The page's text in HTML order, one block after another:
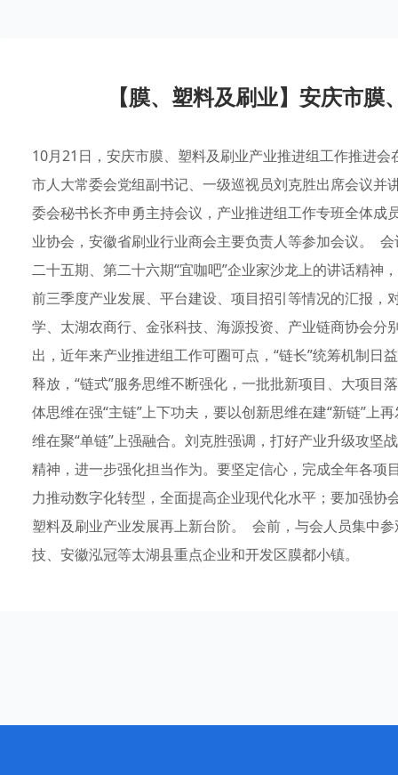
【膜、塑料及刷业】安庆市
10月21日，安庆市膜、塑料及刷业产业推进组工作推进
市人大常委会党组副书记、一级巡视员刘克胜出席会议
委会秘书长齐申勇主持会议，产业推进组工作专班全体
业协会，安徽省刷业行业商会主要负责人等参加会议。
二十五期、第二十六期“宜咖吧”企业家沙龙上的讲话精神
前三季度产业发展、平台建设、项目招引等情况的汇报
学、太湖农商行、金张科技、海源投资、产业链商协会
出，近年来产业推进组工作可圈可点，“链长”统筹机制日
释放，“链式”服务思维不断强化，一批批新项目、大项目
体思维在强“主链”上下功夫，要以创新思维在建“新链”上
维在聚“单链”上强融合。刘克胜强调，打好产业升级攻坚
精神，进一步强化担当作为。要坚定信心，完成全年各
力推动数字化转型，全面提高企业现代化水平；要加强
塑料及刷业产业发展再上新台阶。 会前，与会人员集中
技、安徽泓冠等太湖县重点企业和开发区膜都小镇。